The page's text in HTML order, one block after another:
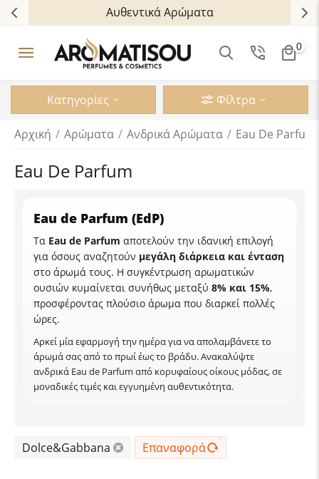
Αυθεντικά Αρώματα
0
Κατηγορίες Φίλτρα
Αρχική / Αρώματα / Ανδρικά Aρώματα / Eau De Parfum
Eau De Parfum
Eau de Parfum (EdP)
Τα Eau de Parfum αποτελούν την ιδανική επιλογή
για όσους αναζητούν μεγάλη διάρκεια και ένταση
στο άρωμά τους. Η συγκέντρωση αρωματικών
ουσιών κυμαίνεται συνήθως μεταξύ 8% και 15%,
προσφέροντας πλούσιο άρωμα που διαρκεί πολλές
ώρες.
Αρκεί μία εφαρμογή την ημέρα για να απολαμβάνετε το
άρωμά σας από το πρωί έως το βράδυ. Ανακαλύψτε
ανδρικά Eau de Parfum από κορυφαίους οίκους μόδας, σε
μοναδικές τιμές και εγγυημένη αυθεντικότητα.
Dolce&Gabbana Επαναφορά